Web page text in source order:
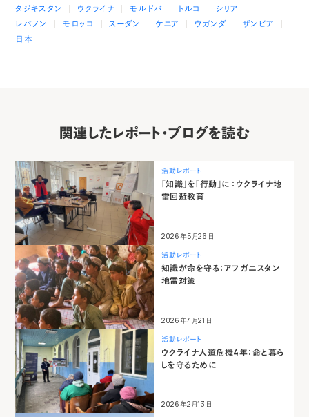
タジキスタン
ウクライナ モルドバ トルコ
シリア
レバノン
モロッコ スーダン ケニア ウガンダ
ザンビア
日本
関連したレポート・ブログを読む
活動レポート
「知識」を「行動」に ：ウクライナ地
雷回避教育
2026年5月26日
活動レポート
知識が命を守る：アフガニスタン
地雷対策
2026年4月21日
活動レポート
ウクライナ人道危機4年：命と暮ら
しを守るために
2026年2月13日